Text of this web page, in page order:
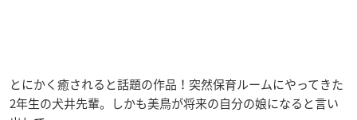
とにかく癒されると話題の作品！突然保育ルームにやってきた
2年生の犬井先輩。しかも美鳥が将来の自分の娘になると言い